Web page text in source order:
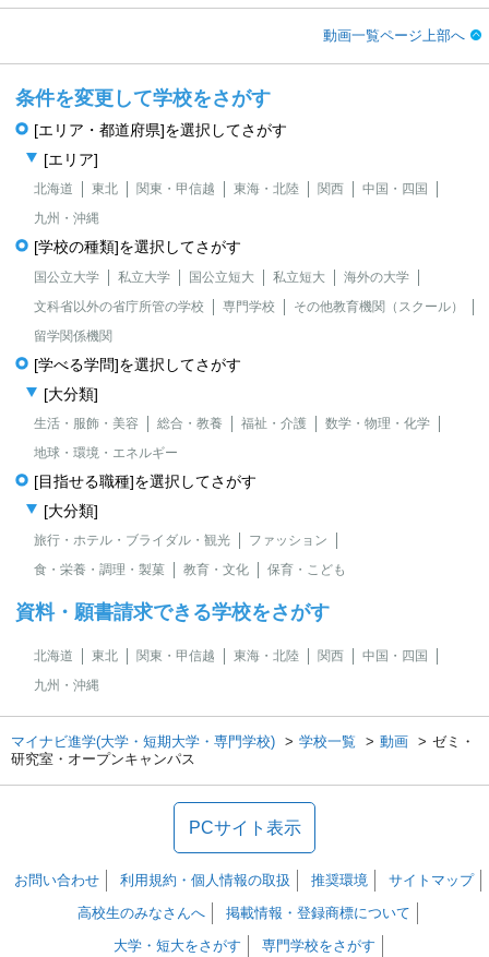
動画一覧ページ上部へ
条件を変更して学校をさがす
[エリア・都道府県]を選択してさがす
[エリア]
北海道 東北 関東・甲信越 東海・北陸 関西
中国・四国
九州・沖縄
[学校の種類]を選択してさがす
国公立大学 私立大学 国公立短大 私立短大
海外の大学
文科省以外の省庁所管の学校
専門学校
その他教育機関（スクール）
留学関係機関
[学べる学問]を選択してさがす
[大分類]
生活・服飾・美容 総合・教養 福祉・介護
数学・物理・化学
地球・環境・エネルギー
[目指せる職種]を選択してさがす
[大分類]
旅行・ホテル・ブライダル・観光
ファッション
食・栄養・調理・製菓
教育・文化 保育・こども
資料・願書請求できる学校をさがす
北海道 東北 関東・甲信越 東海・北陸 関西
中国・四国
九州・沖縄
マイナビ進学(大学・短期大学・専門学校) 学校一覧 動画
ゼミ・
研究室・オープンキャンパス
PCサイト表示
お問い合わせ 利用規約・個人情報の取扱 推奨環境
サイトマップ
高校生のみなさんへ
掲載情報・登録商標について
大学・短大をさがす
専門学校をさがす